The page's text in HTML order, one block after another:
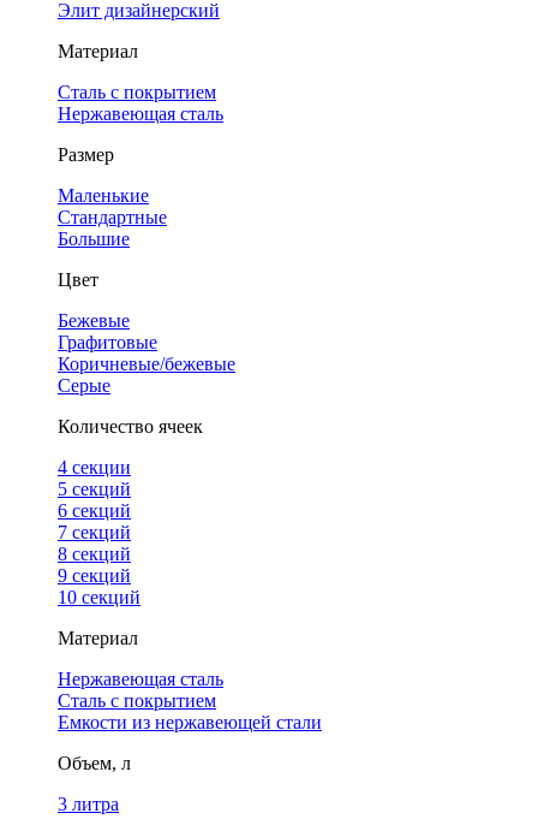
Элит дизайнерский
Материал
Сталь с покрытием
Нержавеющая сталь
Размер
Маленькие
Стандартные
Большие
Цвет
Бежевые
Графитовые
Коричневые/бежевые
Серые
Количество ячеек
4 cекции
5 секций
6 секций
7 секций
8 секций
9 секций
10 секций
Материал
Нержавеющая сталь
Сталь с покрытием
Емкости из нержавеющей стали
Объем, л
3 литра